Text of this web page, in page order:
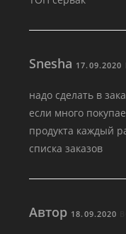
Snesha 17.09.2020
надо сделать в
если много
продукта каждый
списка заказов
Автор 18.09.2020